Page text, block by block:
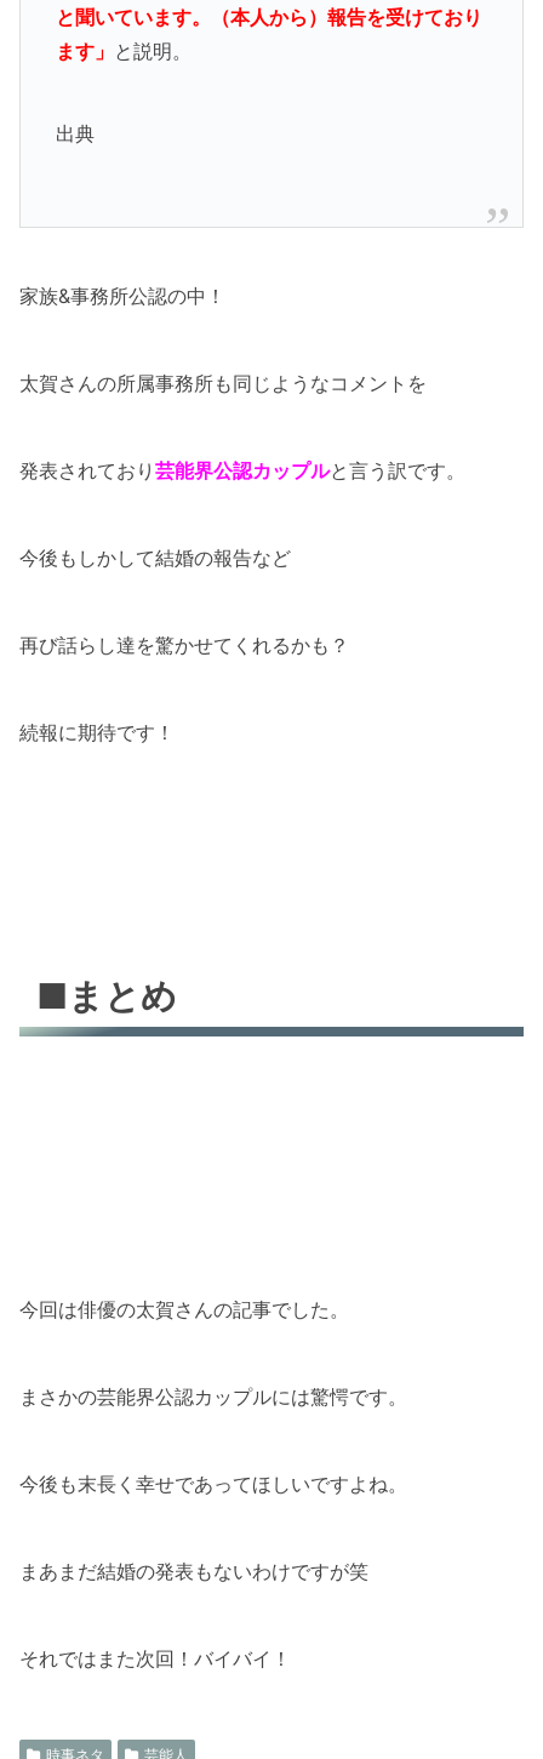
と聞いています。（本人から）報告を受けており
ます」 と説明。
出典
家族&事務所公認の中！
太賀さんの所属事務所も同じようなコメントを
発表されており 芸能界公認カップルと言う訳です。
今後もしかして結婚の報告など
再び話らし達を驚かせてくれるかも？
続報に期待です！
■まとめ
今回は俳優の太賀さんの記事でした。
まさかの芸能界公認カップルには驚愕です。
今後も末長く幸せであってほしいですよね。
まあまだ結婚の発表もないわけですが笑
それではまた次回！バイバイ！
時事ネタ 芸能人